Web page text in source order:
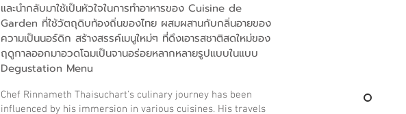
และนำกลับมาใช้เป็นหัวใจในการทำอาหารของ Cuisine de
Garden ที่ใช้วัตถุดิบท้องถิ่นของไทย ผสมผสานกับกลิ่นอายของ
ความเป็นนอร์ดิก สร้างสรรค์เมนูใหม่ๆ ที่ดึงเอารสชาติสดใหม่ของ
ฤดูกาลออกมาอวดโฉมเป็นจานอร่อยหลากหลายรูปแบบในแบบ
Degustation Menu
Chef Rinnameth Thaisuchart's culinary journey has been
influenced by his immersion in various cuisines. His travels